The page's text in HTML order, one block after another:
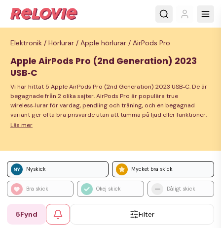
Elektronik / Hörlurar / Apple hörlurar / AirPods Pro
Apple AirPods Pro (2nd Generation) 2023
USB‑C
Vi har hittat 5 Apple AirPods Pro (2nd Generation) 2023 USB‑C. De är
begagnade från 2 olika sajter. AirPods Pro är populära true
wireless‑lurar för vardag, pendling och träning, och en begagnad
variant ger ofta bra prisvärde utan att tumma på ljud eller funktioner.
Läs mer
Nyskick Mycket bra skick
Bra skick Okej skick Dåligt skick
5Fynd Filter